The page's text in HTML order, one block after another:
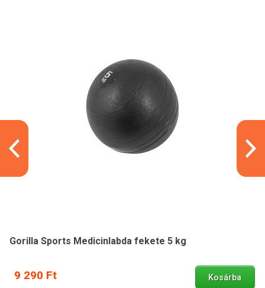
Gorilla Sports Medicinlabda fekete 5 kg
9 290 Ft Kosárba